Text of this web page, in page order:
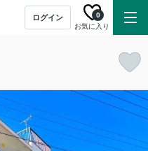
ログイン
お気に入り
0